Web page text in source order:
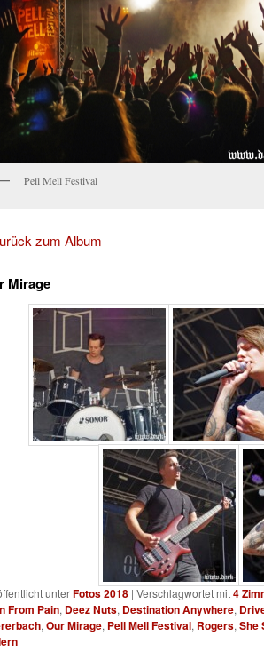
Pell Mell Festival
zum Album
Mirage
unterFotos 2018 | Verschlagwortet mit4
From Pain, Deez Nuts, Destination Anywhere,
,Our Mirage, Pell Mell Festival, Rogers,She